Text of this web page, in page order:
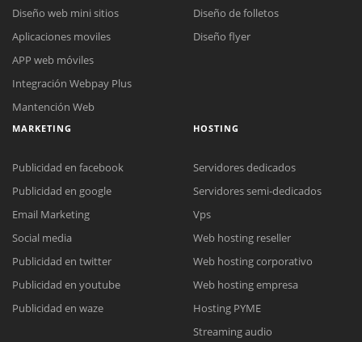
Reunión online
Meet para la reunión online.
Cotización
Chat Online
Todos nuestros ejecutivos están fuera de línea. Complete el formulario
Diseño web mini sitios
Aplicaciones moviles
APP web móviles
Integración Webpay Plus
Mantención Web
Diseño de folletos
Diseño flyer
MARKETING
Publicidad en facebook
Publicidad en google
Email Marketing
Social media
Publicidad en twitter
Publicidad en youtube
Publicidad en waze
HOSTING
Servidores dedicados
Servidores semi-dedicados
Vps
Web hosting reseller
Web hosting corporativo
Web hosting empresa
Hosting PYME
Streaming audio